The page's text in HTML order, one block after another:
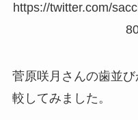
https://twitter.com/
菅原咲月さんの歯並
較してみました。